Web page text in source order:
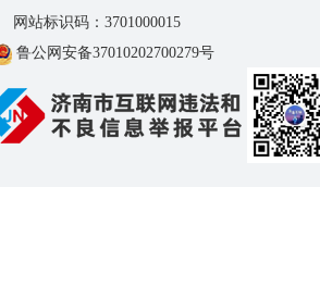
网站标识码：3701000015
鲁公网安备37010202700279号